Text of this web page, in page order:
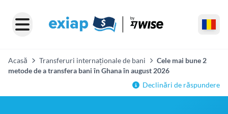
Acasă Transferuri internaționale de bani
Cele mai bune 2
metode de a transfera bani în Ghana în august 2026
Declinări de răspundere